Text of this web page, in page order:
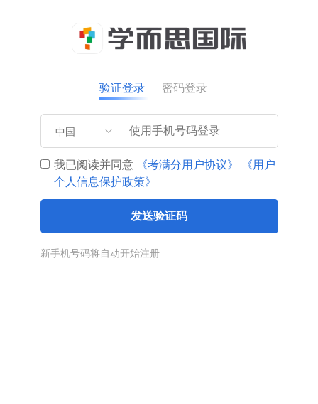
验证登录 密码登录
中国
我已阅读并同意 《考满分用户协议》
《用户
个人信息保护政策》
发送验证码
新手机号码将自动开始注册